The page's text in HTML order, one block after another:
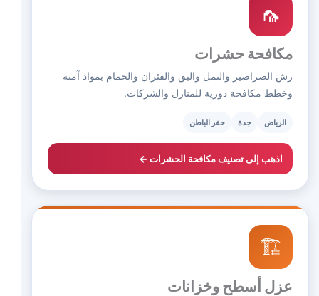
🦟
مكافحة حشرات
رش الصراصير والنمل والبق والفئران والحمام بمواد آمنة
وخطط مكافحة دورية للمنازل والشركات.
الرياض جدة حفر الباطن
اذهب إلى تصنيف مكافحة الحشرات ←
🏗️
عزل أسطح وخزانات